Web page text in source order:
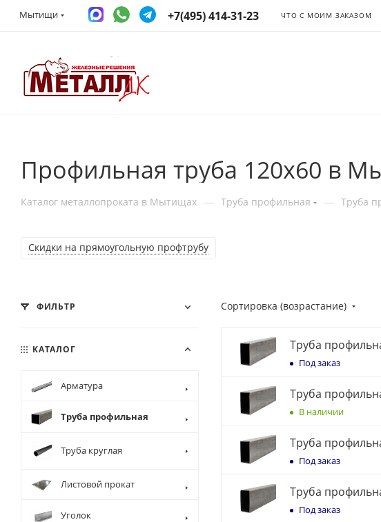
Мытищи +7(495) 414-31-23 ЧТО С МОИМ ЗАКАЗОМ
Профильная труба 120x60 в
Каталог металлопроката в Мытищах — Труба профильная — Труба
Скидки на прямоугольную профтрубу
Сортировка (возрастание)
Труба
Под заказ
Труба
В наличии
Труба
Под заказ
Труба
Под заказ
ФИЛЬТР
КАТАЛОГ
Арматура
Труба профильная
Труба круглая
Листовой прокат
Уголок